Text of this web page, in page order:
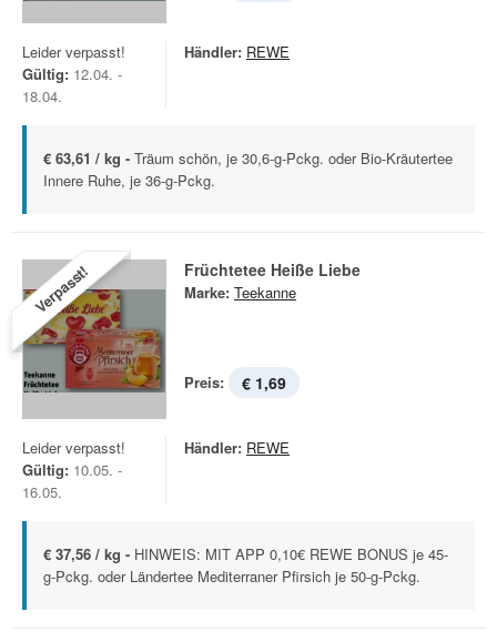
Leider verpasst!
Gültig: 12.04. -
18.04.
Händler: REWE
€ 63,61 / kg - Träum schön, je 30,6-g-Pckg. oder Bio-Kräutertee
Innere Ruhe, je 36-g-Pckg.
Verpasst! Früchtetee Heiße Liebe
Marke: Teekanne
Preis: € 1,69
Leider verpasst!
Gültig: 10.05. -
16.05.
Händler: REWE
€ 37,56 / kg - HINWEIS: MIT APP 0,10€ REWE BONUS je 45-
g-Pckg. oder Ländertee Mediterraner Pfirsich je 50-g-Pckg.